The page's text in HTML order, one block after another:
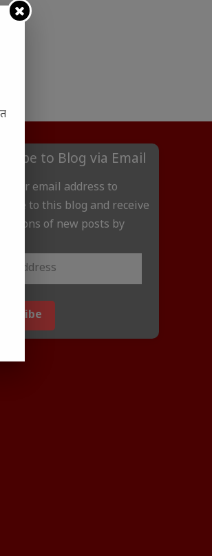
to Blog via Email
your email address to
to this blog and receive
of new posts by